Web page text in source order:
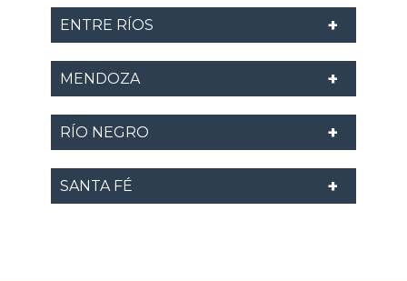
ENTRE RÍOS
MENDOZA
RÍO NEGRO
SANTA FÉ